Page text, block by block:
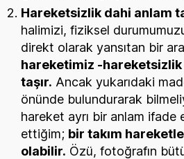
Hareketsizlik dahi anlam
halimizi, fiziksel
direkt olarak yansıtan bir
hareketimiz -
taşır. Ancak yukarıdaki
önünde bulundurarak
hareket ayrı bir anlam ifade
ettiğim; bir takım
olabilir. Özü, fotoğrafın